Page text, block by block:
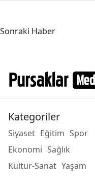
Sonraki Haber
Kategoriler
Siyaset Eğitim Spor
Ekonomi Sağlık
Kültür-Sanat Yaşam